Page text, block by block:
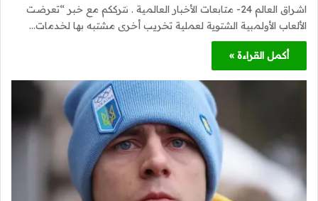
اشراق العالم 24- متابعات الأخبار العالمية . نترككم مع خبر “تعرضت
الألعاب الأولمبية الشتوية لعملية تخريب أخرى مشتبه بها لخدمات…
أكمل القراءة »